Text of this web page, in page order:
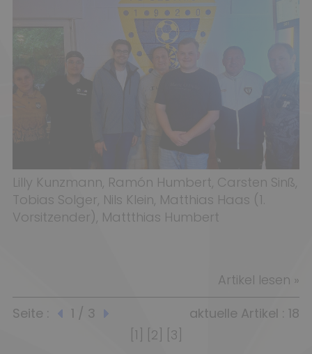
Lilly Kunzmann, Ramón Humbert, Carsten Sinß,
Tobias Solger, Nils Klein, Matthias Haas (1.
Vorsitzender), Mattthias Humbert
Artikel lesen »
aktuelle Artikel : 18
Seite :
1 / 3
[1]
[2] [3]